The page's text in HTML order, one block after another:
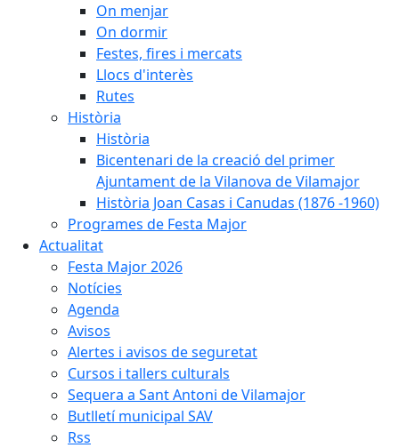
On menjar
On dormir
Festes, fires i mercats
Llocs d'interès
Rutes
Història
Història
Bicentenari de la creació del primer
Ajuntament de la Vilanova de Vilamajor
Història Joan Casas i Canudas (1876 -1960)
Programes de Festa Major
Actualitat
Festa Major 2026
Notícies
Agenda
Avisos
Alertes i avisos de seguretat
Cursos i tallers culturals
Sequera a Sant Antoni de Vilamajor
Butlletí municipal SAV
Rss